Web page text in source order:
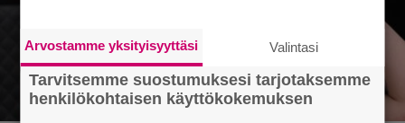
Arvostamme yksityisyyttäsi Valintasi
Tarvitsemme suostumuksesi tarjotaksemme
henkilökohtaisen käyttökokemuksen